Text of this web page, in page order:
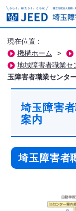
現在位置：
機構ホーム
>
地域障害者職業セ
玉障害者職業センタ
埼玉障害
案内
埼玉障害者